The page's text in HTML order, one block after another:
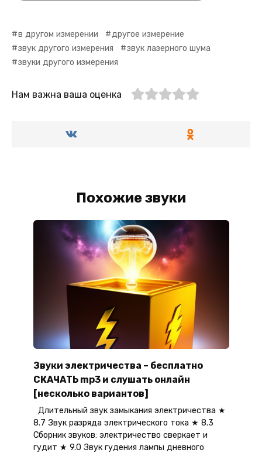
в другом измерении
другое измерение
звук другого измерения
звук лазерного шума
звуки другого измерения
Нам важна ваша оценка
Похожие звуки
Звуки электричества – бесплатно
СКАЧАТЬ mp3 и слушать онлайн
[несколько вариантов]
Длительный звук замыкания электричества ★
8.7 Звук разряда электрического тока ★ 8.3
Сборник звуков: электричество сверкает и
гудит ★ 9.0 Звук гудения лампы дневного